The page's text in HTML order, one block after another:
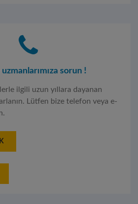
sorun !
ilgili uzun yıllara dayanan
Lütfen bize telefon veya e-